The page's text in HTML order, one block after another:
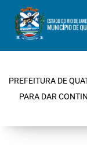
PREFEITURA DE
PARA DAR